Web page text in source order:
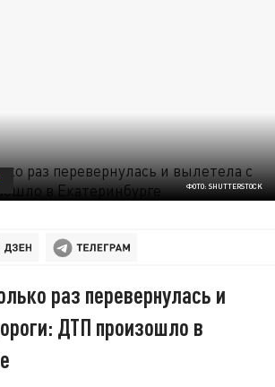
ФОТО: SHUTTERSTOCK
раз перевернулась и
ДТП произошло в